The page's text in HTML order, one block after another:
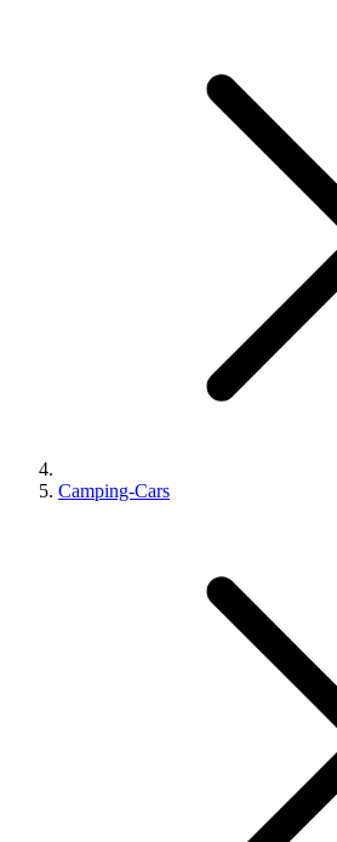
Camping-Cars